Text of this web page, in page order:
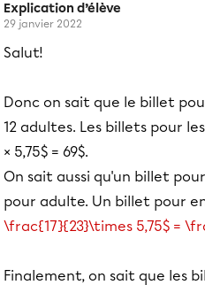
Explication d’élève
29 janvier 2022
Salut!
Donc on sait que le billet
12 adultes. Les billets pour
× 5,75$ = 69$.
On sait aussi qu'un billet
pour adulte. Un billet pour
\frac{17}{23}\times 5,75$ =
Finalement, on sait que les